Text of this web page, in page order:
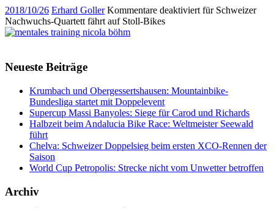
2018/10/26 Erhard Goller Kommentare deaktiviertfür Schweizer
Nachwuchs-Quartett fährt auf Stoll-Bikes
Neueste Beiträge
Krumbach und Obergessertshausen: Mountainbike-
Bundesliga startet mit Doppelevent
Supercup Massi Banyoles: Siege für Carod und Richards
Halbzeit beim Andalucia Bike Race: Weltmeister Seewald
führt
Chelva: Schweizer Doppelsieg beim ersten XCO-Rennen der
Saison
World Cup Petropolis: Strecke nicht vom Unwetter betroffen
Archiv